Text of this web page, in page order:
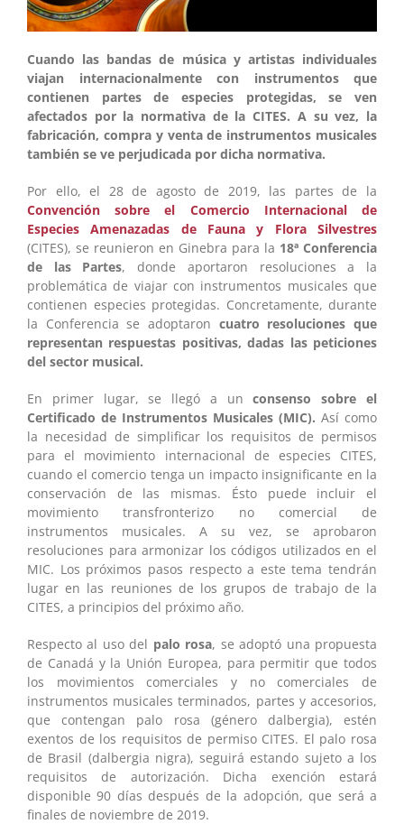
Cuando las bandas de música y artistas individuales
viajan internacionalmente con instrumentos que
contienen partes de especies protegidas, se ven
afectados por la normativa de la CITES. A su vez, la
fabricación, compra y venta de instrumentos musicales
también se ve perjudicada por dicha normativa.
Por ello, el 28 de agosto de 2019, las partes de la
Convención sobre el Comercio Internacional de
Especies Amenazadas de Fauna y Flora Silvestres
(CITES), se reunieron en Ginebra para la 18ª Conferencia
de las Partes, donde aportaron resoluciones a la
problemática de viajar con instrumentos musicales que
contienen especies protegidas. Concretamente, durante
la Conferencia se adoptaron cuatro resoluciones que
representan respuestas positivas, dadas las peticiones
del sector musical.
En primer lugar, se llegó a unconsenso sobre el
Certificado de Instrumentos Musicales (MIC). Así como
la necesidad de simplificar los requisitos de permisos
para el movimiento internacional de especies CITES,
cuando el comercio tenga un impacto insignificante en la
conservación de las mismas. Ésto puede incluir el
movimiento transfronterizo no comercial de
instrumentos musicales. A su vez, se aprobaron
resoluciones para armonizar los códigos utilizados en el
MIC. Los próximos pasos respecto a este tema tendrán
lugar en las reuniones de los grupos de trabajo de la
CITES, a principios del próximo año.
Respecto al uso del palo rosa, se adoptó una propuesta
de Canadá y la Unión Europea, para permitir que todos
los movimientos comerciales y no comerciales de
instrumentos musicales terminados, partes y accesorios,
que contengan palo rosa (género dalbergia), estén
exentos de los requisitos de permiso CITES. El palo rosa
de Brasil (dalbergia nigra), seguirá estando sujeto a los
requisitos de autorización. Dicha exención estará
disponible 90 días después de la adopción, que será a
finales de noviembre de 2019.